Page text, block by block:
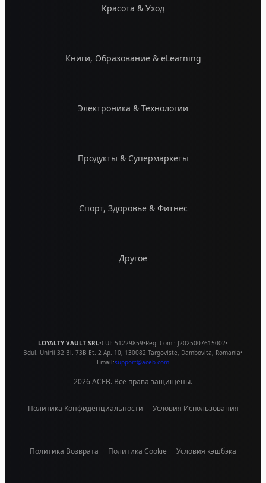
Красота & Уход
Книги, Образование & eLearning
Электроника & Технологии
Продукты & Супермаркеты
Спорт, Здоровье & Фитнес
Другое
LOYALTY VAULT SRL•CUI: 51229859•Reg. Com.: J2025007615002•
Bdul. Unirii 32 Bl. 73B Et. 2 Ap. 10, 130082 Targoviste, Dambovita, Romania•
Email:support@aceb.com
2026ACEB. Все права защищены.
Политика Конфиденциальности Условия Использования
Политика Возврата Политика Cookie Условия кэшбэка